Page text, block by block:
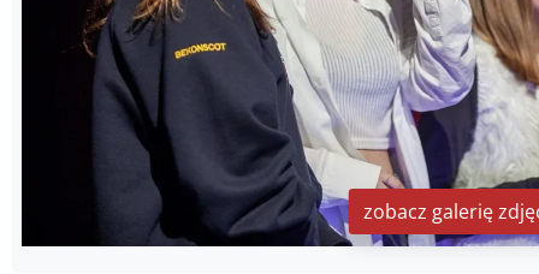
zobacz galerię